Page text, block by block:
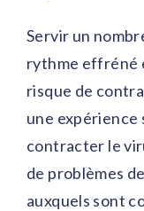
Servir un
rythme effréné
risque de
une expérience
contracter le
de problèmes
auxquels sont